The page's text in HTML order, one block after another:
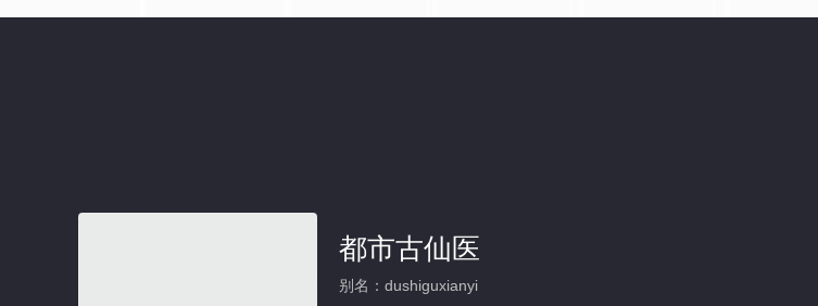
都市古仙医
别名：dushiguxianyi